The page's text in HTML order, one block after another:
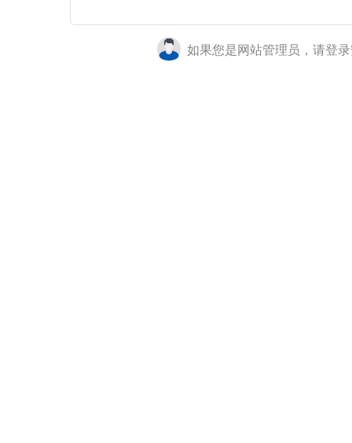
如果您是网站管理员，请登